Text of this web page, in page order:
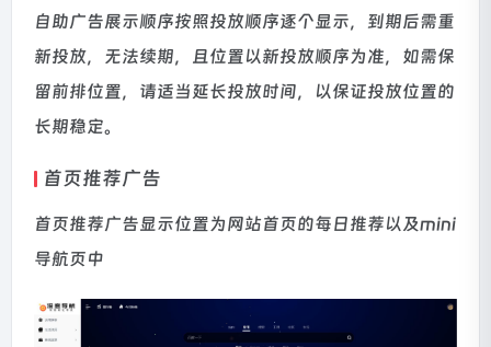
自助广告展示顺序按照投放顺序逐个显示，到期后需重
新投放，无法续期，且位置以新投放顺序为准，如需保
留前排位置，请适当延长投放时间，以保证投放位置的
长期稳定。
首页推荐广告
首页推荐广告显示位置为网站首页的每日推荐以及mini
导航页中